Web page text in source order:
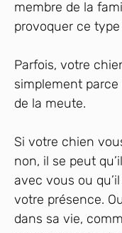
membre de la
provoquer ce
Parfois, votre
simplement
de la meute.
Si votre chien
non, il se peut
avec vous ou
votre présence.
dans sa vie,